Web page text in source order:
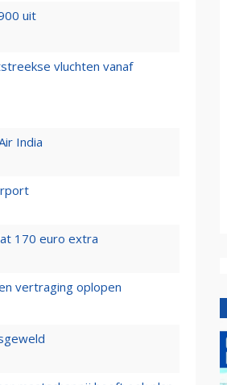
uit
vluchten vanaf
India
170 euro extra
vertraging oplopen